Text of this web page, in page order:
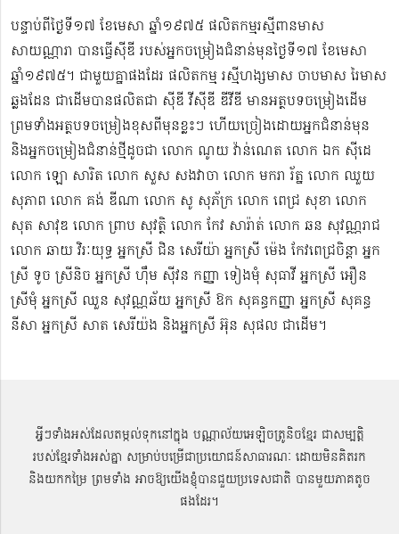
បន្ទាប់​ពីថ្ងៃទី១៧ ខែមេសា ឆ្នាំ១៩៧៥​ ផលិតកម្មរស្មីពានមាស
សាយណ្ណារា បានធ្វើស៊ីឌី ​របស់អ្នកចម្រៀងជំនាន់មុនថ្ងៃទី១៧ ខែមេសា
ឆ្នាំ១៩៧៥។ ជាមួយគ្នាផងដែរ ផលិតកម្ម រស្មីហង្សមាស ចាបមាស រៃមាស​
ឆ្លងដែន ជាដើមបានផលិតជា ស៊ីឌី វីស៊ីឌី ឌីវីឌី មានអត្ថបទចម្រៀងដើម
ព្រមទាំងអត្ថបទចម្រៀងខុសពីមុន​ខ្លះៗ ហើយច្រៀងដោយអ្នកជំនាន់មុន
និងអ្នកចម្រៀងជំនាន់​ថ្មីដូចជា លោក ណូយ វ៉ាន់ណេត លោក ឯក ស៊ីដេ​​
លោក ឡោ សារិត លោក​​ សួស សងវាចា​ លោក មករា រ័ត្ន លោក ឈួយ
សុភាព លោក គង់ ឌីណា លោក សូ សុភ័ក្រ លោក ពេជ្រ សុខា លោក
សុត​ សាវុឌ លោក ព្រាប សុវត្ថិ លោក កែវ សារ៉ាត់ លោក ឆន សុវណ្ណរាជ
លោក ឆាយ វិរៈយុទ្ធ អ្នកស្រី ជិន សេរីយ៉ា អ្នកស្រី ម៉េង កែវពេជ្រចិន្តា អ្នក
ស្រី ទូច ស្រីនិច អ្នកស្រី ហ៊ឹម ស៊ីវន កញ្ញា​ ទៀងមុំ សុធាវី​​​ អ្នកស្រី អឿន
ស្រីមុំ អ្នកស្រី ឈួន សុវណ្ណឆ័យ អ្នកស្រី ឱក សុគន្ធកញ្ញា អ្នកស្រី សុគន្ធ
នីសា អ្នកស្រី សាត សេរីយ៉ង​ និងអ្នកស្រី​ អ៊ុន សុផល ជាដើម។
អ្វីៗទាំងអស់ដែលតម្កល់ទុកនៅក្នុង បណ្ណាល័យអេឡិចត្រូនិចខ្មែរ ជាសម្បតិ្ត
របស់ខ្មែរទាំងអស់គ្នា សម្រាប់បម្រើជាប្រយោជន៍សាធារណៈ ដោយមិនគិតរក
និងយកកម្រៃ ព្រមទាំង អាចឱ្យយើងខ្ញុំបានជួយប្រទេសជាតិ បានមួយភាគតូច
ផងដែរ។